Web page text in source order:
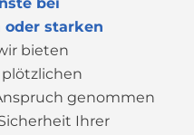
oder starken
bieten
genommen
Ihrer